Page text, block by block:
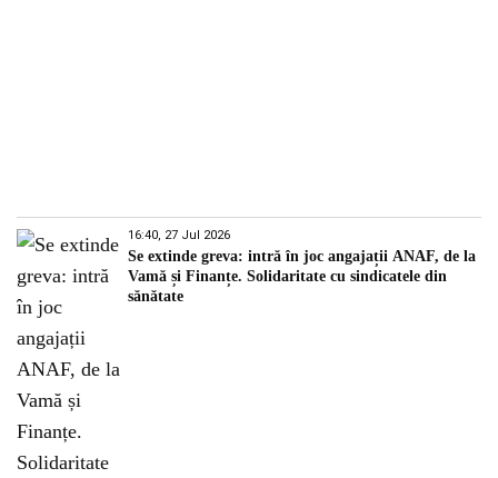
16:40, 27 Jul 2026
Se extinde greva: intră în joc angajații ANAF, de la
Vamă și Finanțe. Solidaritate cu sindicatele din
sănătate